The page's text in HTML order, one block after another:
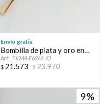
Envío gratis
Bombilla de plata y oro en
dos tonos.
F6244-F6244
$ 21.573 $23.970
9